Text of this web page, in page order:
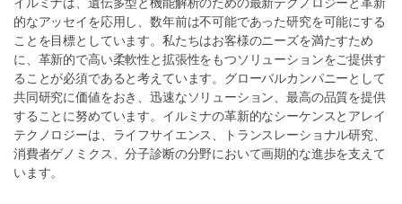
的なアッセイを応用し、数年前は不可能であった研究を可能にする
ことを目標としています。私たちはお客様のニーズを満たすため
に、革新的で高い柔軟性と拡張性をもつソリューションをご提供す
ることが必須であると考えています。グローバルカンパニーとして
共同研究に価値をおき、迅速なソリューション、最高の品質を提供
することに努めています。イルミナの革新的なシーケンスとアレイ
テクノロジーは、ライフサイエンス、トランスレーショナル研究、
消費者ゲノミクス、分子診断の分野において画期的な進歩を支えて
います。